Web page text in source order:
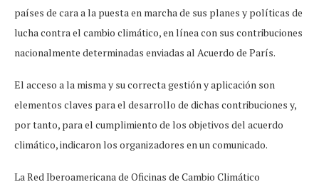
países de cara a la puesta en marcha de sus planes y políticas de
lucha contra el cambio climático, en línea con sus contribuciones
nacionalmente determinadas enviadas al Acuerdo de París.
El acceso a la misma y su correcta gestión y aplicación son
elementos claves para el desarrollo de dichas contribuciones y,
por tanto, para el cumplimiento de los objetivos del acuerdo
climático, indicaron los organizadores en un comunicado.
La Red Iberoamericana de Oficinas de Cambio Climático